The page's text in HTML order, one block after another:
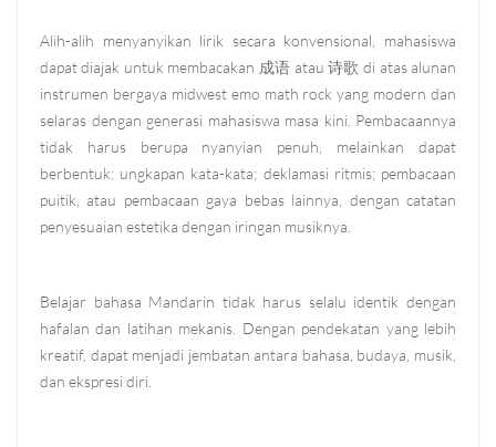
Alih-alih menyanyikan lirik secara konvensional, mahasiswa
dapat diajak untuk membacakan 成语 atau 诗歌 di atas alunan
instrumen bergaya midwest emo math rock yang modern dan
selaras dengan generasi mahasiswa masa kini. Pembacaannya
tidak harus berupa nyanyian penuh, melainkan dapat
berbentuk: ungkapan kata-kata; deklamasi ritmis; pembacaan
puitik, atau pembacaan gaya bebas lainnya, dengan catatan
penyesuaian estetika dengan iringan musiknya.
Belajar bahasa Mandarin tidak harus selalu identik dengan
hafalan dan latihan mekanis. Dengan pendekatan yang lebih
kreatif, dapat menjadi jembatan antara bahasa, budaya, musik,
dan ekspresi diri.